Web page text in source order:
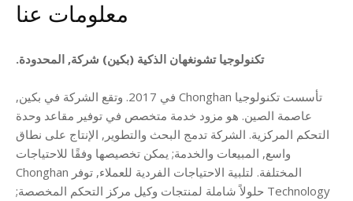
معلومات عنا
تكنولوجيا تشونغهان الذكية (بكين) شركة, المحدودة.
تأسست تكنولوجيا Chonghan في 2017. وتقع الشركة في بكين,
عاصمة الصين. هو مزود خدمة متخصص في توفير مقاعد وحدة
التحكم المركزية. الشركة تدمج البحث والتطوير, الإنتاج على نطاق
واسع, المبيعات والخدمة; يمكن تخصيصها وفقًا للاحتياجات
المختلفة. لتلبية الاحتياجات الفردية للعملاء, توفر Chonghan
Technology حلولاً شاملة لمنتجات وكيل مركز التحكم المخصصة;